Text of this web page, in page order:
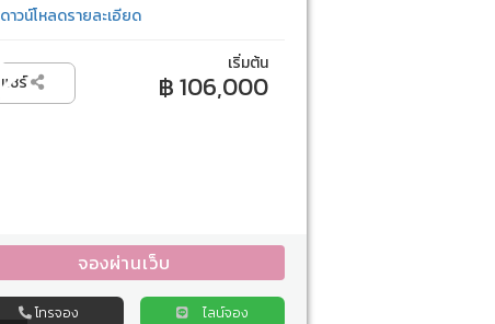
ดาวน์โหลดรายละเอียด
แชร์
เริ่มต้น
฿ 106,000
จองผ่านเว็บ
โทรจอง ไลน์จอง